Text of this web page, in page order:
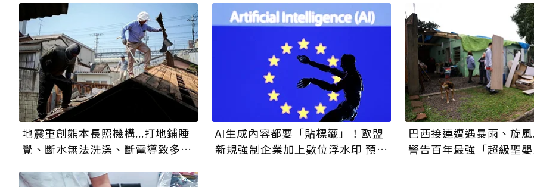
地震重創熊本長照機構...打地鋪睡
覺、斷水無法洗澡、斷電導致多人
AI生成內容都要「貼標籤」！歐盟
新規強制企業加上數位浮水印 預防
巴西接連遭遇暴雨、旋
警告百年最強「超級聖